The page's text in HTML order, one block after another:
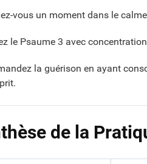
vous un moment dans le
le Psaume 3 avec
la guérison en ayant
de la